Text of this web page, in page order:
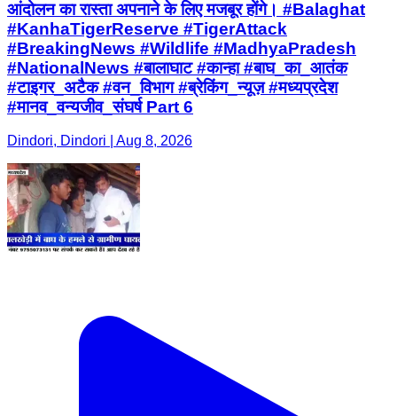
आंदोलन का रास्ता अपनाने के लिए मजबूर होंगे। #Balaghat
#KanhaTigerReserve #TigerAttack
#BreakingNews #Wildlife #MadhyaPradesh
#NationalNews #बालाघाट #कान्हा #बाघ_का_आतंक
#टाइगर_अटैक #वन_विभाग #ब्रेकिंग_न्यूज़ #मध्यप्रदेश
#मानव_वन्यजीव_संघर्ष Part 6
Dindori, Dindori | Aug 8, 2026